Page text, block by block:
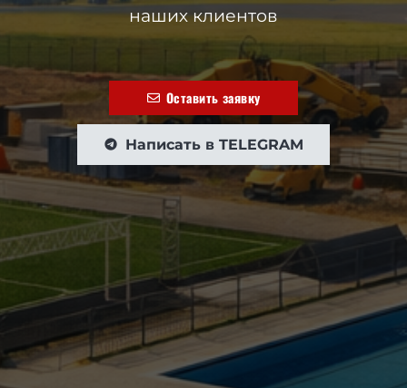
наших клиентов
Оставить заявку
telegram Написать в TELEGRAM